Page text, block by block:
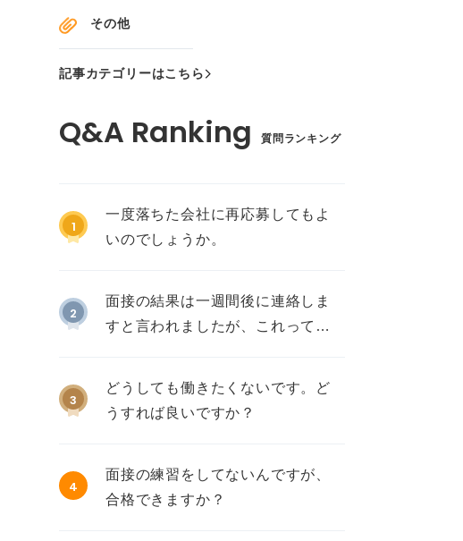
その他
記事カテゴリーはこちら
質問ランキング
1
一度落ちた会社に再応募してもよ
いのでしょうか。
2
面接の結果は一週間後に連絡しま
すと言われましたが、これって不
3
どうしても働きたくないです。ど
うすれば良いですか？
4
面接の練習をしてないんですが、
合格できますか？